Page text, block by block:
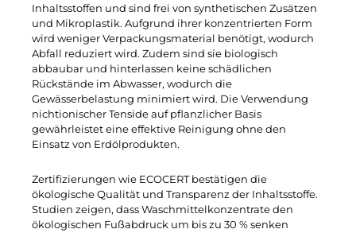
Inhaltsstoffen und sind frei von synthetischen Zusätzen
und Mikroplastik. Aufgrund ihrer konzentrierten Form
wird weniger Verpackungsmaterial benötigt, wodurch
Abfall reduziert wird. Zudem sind sie biologisch
abbaubar und hinterlassen keine schädlichen
Rückstände im Abwasser, wodurch die
Gewässerbelastung minimiert wird. Die Verwendung
nichtionischer Tenside auf pflanzlicher Basis
gewährleistet eine effektive Reinigung ohne den
Einsatz von Erdölprodukten.
Zertifizierungen wie ECOCERT bestätigen die
ökologische Qualität und Transparenz der Inhaltsstoffe.
Studien zeigen, dass Waschmittelkonzentrate den
ökologischen Fußabdruck um bis zu 30 % senken